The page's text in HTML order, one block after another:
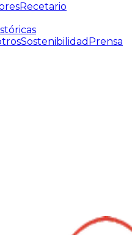
Recetario
Sostenibilidad Prensa
Experiencias